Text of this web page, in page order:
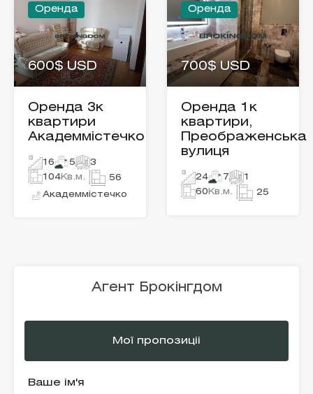
Оренда
600$ USD
Оренда 3к
квартири
Академмістечко
16 5
3
104Кв.м. 56
Академмістечко
Оренда
700$ USD
Оренда 1к
квартири,
Преображенська
вулиця
24 7
1
60 Кв.м. 25
Агент Брокінгдом
Мої пропозиціі
Ваше ім'я